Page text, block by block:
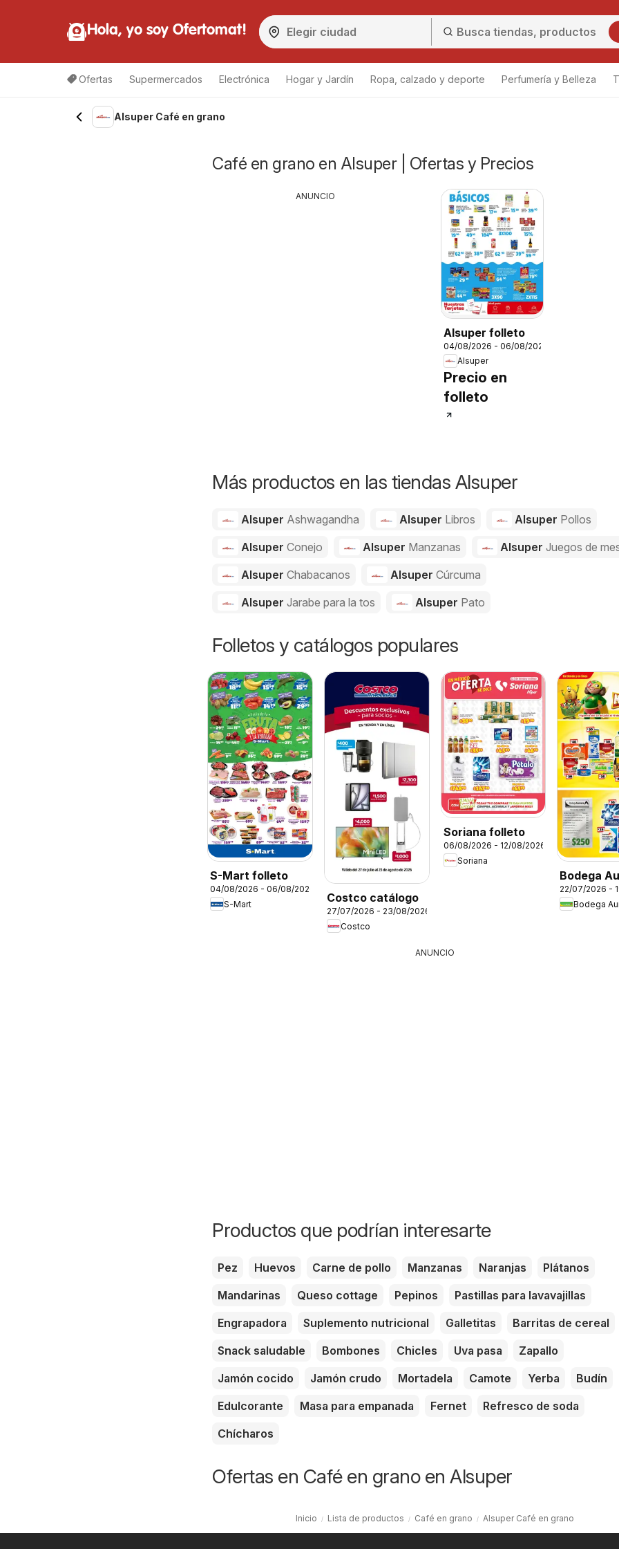
Hola, yo soy Ofertomat!
Ofertas Supermercados Electrónica Hogar y Jardín Ropa, calzado y deporte Perfumería y Belleza
Alsuper Café en grano
Café en grano en Alsuper | Ofertas y Precios
ANUNCIO
Alsuper folleto
04/08/2026 - 06/08/2026
Alsuper
Precio en
folleto
Más productos en las tiendas Alsuper
Alsuper Ashwagandha Alsuper Libros Alsuper Pollos
Alsuper Conejo Alsuper Manzanas AlsuperJuegos de
Alsuper Chabacanos Alsuper Cúrcuma
Alsuper Jarabe para la tos Alsuper Pato
Folletos y catálogos populares
S-Mart folleto
04/08/2026 - 06/08/2026
S-Mart
Costco catálogo
27/07/2026 - 23/08/2026
Costco
Soriana folleto
06/08/2026 - 12/08/2026
Soriana
Bodega
folleto
22/07/2026 -
Bodega
ANUNCIO
Productos que podrían interesarte
Pez Huevos Carne de pollo Manzanas Naranjas
Plátanos
Mandarinas
Queso cottage Pepinos
Pastillas para lavavajillas
Engrapadora
Suplemento nutricional Galletitas
Barritas de cereal
Snack saludable
Bombones Chicles Uva pasa
Zapallo
Jamón cocido
Jamón crudo Mortadela Camote Yerba
Budín
Edulcorante
Masa para empanada Fernet
Refresco de soda
Chícharos
Ofertas en Café en grano en Alsuper
Inicio Lista de productos Café en grano Alsuper Café en grano